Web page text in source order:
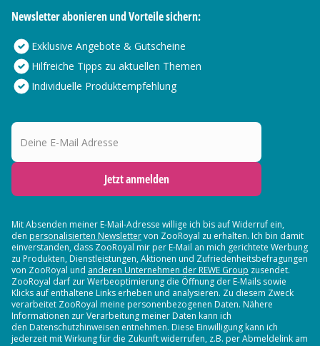
Newsletter abonieren und Vorteile sichern:
Exklusive Angebote & Gutscheine
Hilfreiche Tipps zu aktuellen Themen
Individuelle Produktempfehlung
Deine E-Mail Adresse
Jetzt anmelden
Mit Absenden meiner E-Mail-Adresse willige ich bis auf Widerruf ein,
den personalisierten Newslettervon ZooRoyal zu erhalten. Ich bin damit
einverstanden, dass ZooRoyal mir per E-Mail an mich gerichtete Werbung
zu Produkten, Dienstleistungen, Aktionen und Zufriedenheitsbefragungen
von ZooRoyal und anderen Unternehmen der REWE Group zusendet.
ZooRoyal darf zur Werbeoptimierung die Öffnung der E-Mails sowie
Klicks auf enthaltene Links erheben und analysieren. Zu diesem Zweck
verarbeitet ZooRoyal meine personenbezogenen Daten. Nähere
Informationen zur Verarbeitung meiner Daten kann ich
den Datenschutzhinweisen entnehmen. Diese Einwilligung kann ich
jederzeit mit Wirkung für die Zukunft widerrufen, z.B. per Abmeldelink am